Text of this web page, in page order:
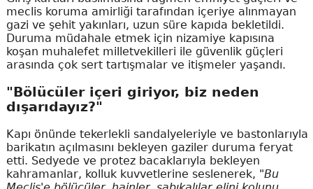
meclis koruma amirliği tarafından içeriye alınmayan
gazi ve şehit yakınları, uzun süre kapıda bekletildi.
Duruma müdahale etmek için nizamiye kapısına
koşan muhalefet milletvekilleri ile güvenlik güçleri
arasında çok sert tartışmalar ve itişmeler yaşandı.
"Bölücüler içeri giriyor, biz neden
dışarıdayız?"
Kapı önünde tekerlekli sandalyeleriyle ve bastonlarıyla
barikatın açılmasını bekleyen gaziler duruma feryat
etti. Sedyede ve protez bacaklarıyla bekleyen
kahramanlar, kolluk kuvvetlerine seslenerek, "Bu